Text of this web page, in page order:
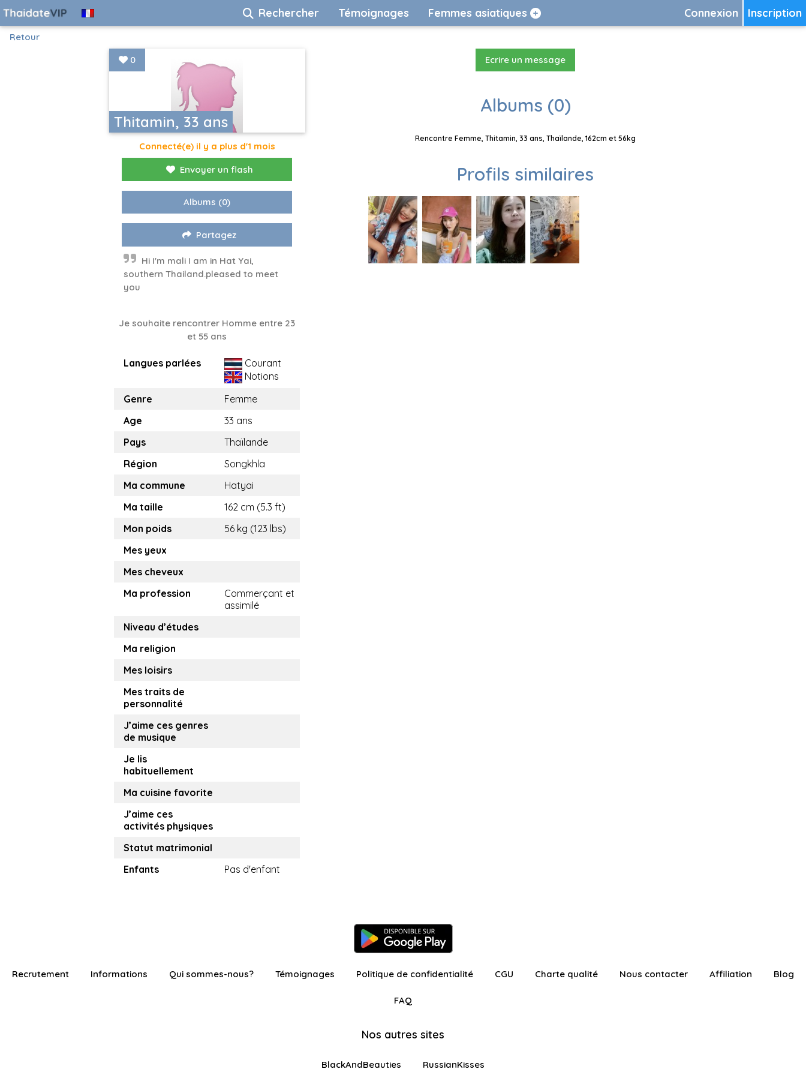
Inscription
Connexion
Rechercher Témoignages Femmes asiatiques
Retour
Thitamin, 33 ans
0
Connecté(e) il y a plus d'1 mois
Envoyer un flash
Albums (0)
Partagez
Hi I'm mali I am in Hat Yai,
southern Thailand.pleased to meet
you
Je souhaite rencontrer Homme entre 23
et 55 ans
Langues parlées
Courant
Notions
Genre
Femme
Age
33 ans
Pays
Thaïlande
Région
Songkhla
Ma commune
Hatyai
Ma taille
162 cm (5.3 ft)
Mon poids
56 kg (123 lbs)
Mes yeux
Mes cheveux
Ma profession
Commerçant et
assimilé
Niveau d’études
Ma religion
Mes loisirs
Mes traits de
personnalité
J’aime ces genres
de musique
Je lis
habituellement
Ma cuisine favorite
J’aime ces
activités physiques
Statut matrimonial
Enfants
Pas d'enfant
Ecrire un message
Albums (0)
Rencontre Femme, Thitamin, 33 ans, Thaïlande, 162cm et 56kg
Profils similaires
Recrutement Informations Qui sommes-nous? Témoignages Politique de confidentialité CGU Charte qualité Nous contacter Affiliation Blog
FAQ
Nos autres sites
BlackAndBeauties RussianKisses